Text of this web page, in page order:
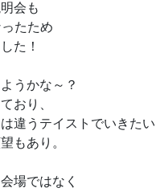
会も
たため
た！
うかな～？
おり、
違うテイストでいきたい
もあり。
場ではなく